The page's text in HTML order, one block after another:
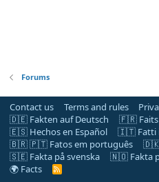
Forums
Contact us Terms and rules
🇩🇪 Fakten auf Deutsch
🇫🇷 Faits
🇪🇸 Hechos en Español
🇮🇹 Fatti
🇧🇷 🇵🇹 Fatos em português
🇩🇰
🇸🇪 Fakta på svenska
🇳🇴 Fakta
🌍 Facts
R